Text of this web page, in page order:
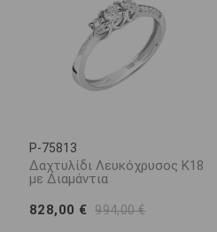
P-75813
Δαχτυλίδι Λευκόχρυσος Κ18
με Διαμάντια
828,00 € 994,00 €